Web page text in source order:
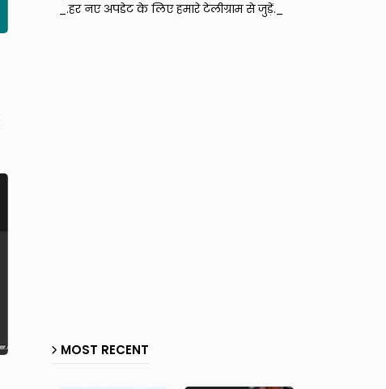
_.हर नए अपडेट के लिए हमारे टेलीग्राम से जुड़ें._
MOST RECENT